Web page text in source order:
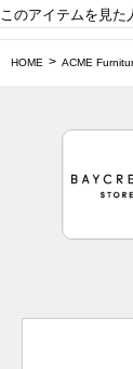
このアイテムを見た
HOME ACME